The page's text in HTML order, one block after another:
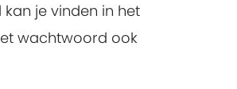
je vinden in het
wachtwoord ook